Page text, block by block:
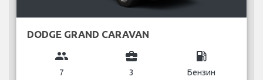
DODGE GRAND CARAVAN
group
7
business_center
3
local_gas_station
Бензин